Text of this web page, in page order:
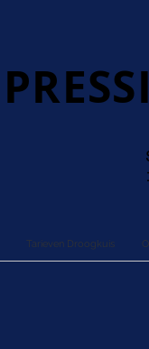
Tarieven Droogkuis